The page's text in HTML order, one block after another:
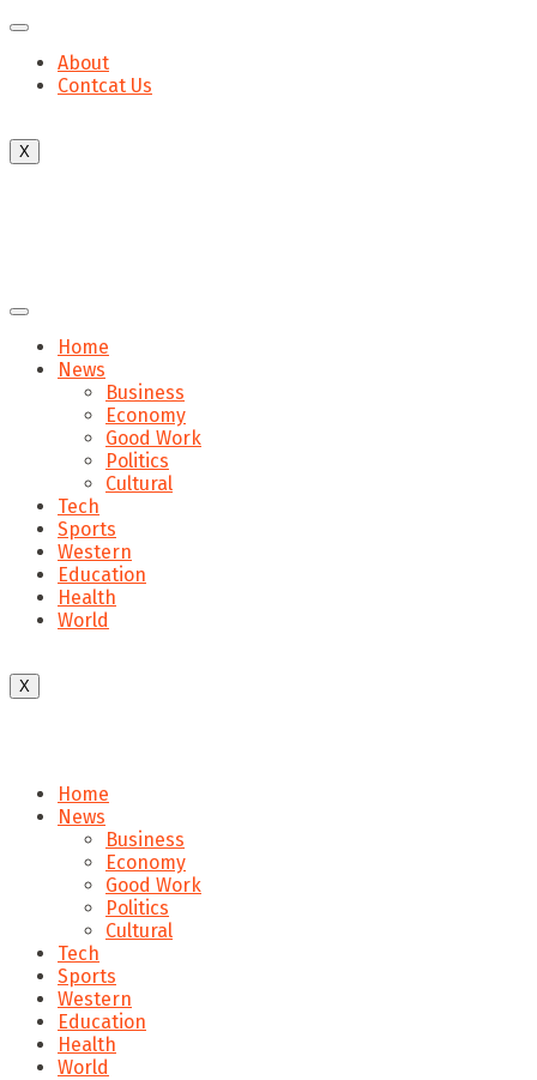
About
Contcat Us
X
Home
News
Business
Economy
Good Work
Politics
Cultural
Tech
Sports
Western
Education
Health
World
X
Home
News
Business
Economy
Good Work
Politics
Cultural
Tech
Sports
Western
Education
Health
World